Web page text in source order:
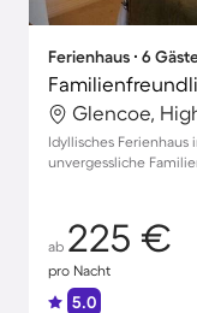
Ferienhaus ∙ 6
Glencoe,
Idyllisches
unvergessliche
ab 225 €
pro Nacht
5.0